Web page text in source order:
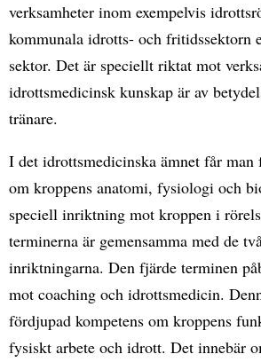
verksamheter inom exempelvis
kommunala idrotts- och fritidssektorn
sektor. Det är speciellt riktat mot
idrottsmedicinsk kunskap är av
tränare.
I det idrottsmedicinska ämnet får man
om kroppens anatomi, fysiologi och
speciell inriktning mot kroppen i
terminerna är gemensamma med de
inriktningarna. Den fjärde terminen
mot coaching och idrottsmedicin.
fördjupad kompetens om kroppens
fysiskt arbete och idrott. Det innebär